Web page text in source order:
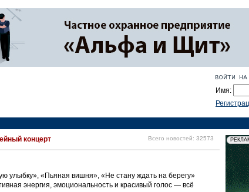
Имя:
концерт Всего новостей: 32573
улыбку», «Пьяная вишня», «Не стану ждать на берегу»
энергия, эмоциональность и красивый голос — всё